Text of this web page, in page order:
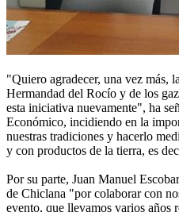
"Quiero agradecer, una vez más,
Hermandad del Rocío y de los
esta iniciativa nuevamente", ha
Económico, incidiendo en la
nuestras tradiciones y hacerlo
y con productos de la tierra, es
Por su parte, Juan Manuel
de Chiclana "por colaborar con
evento, que llevamos varios años